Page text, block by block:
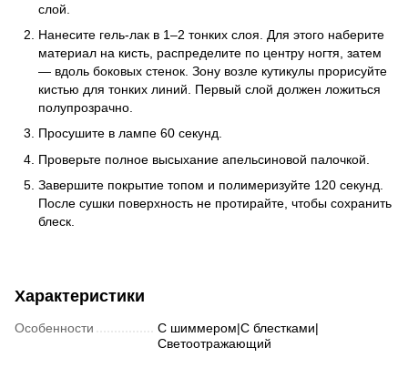
слой.
Нанесите гель-лак в 1–2 тонких слоя. Для этого наберите
материал на кисть, распределите по центру ногтя, затем
— вдоль боковых стенок. Зону возле кутикулы прорисуйте
кистью для тонких линий. Первый слой должен ложиться
полупрозрачно.
Просушите в лампе 60 секунд.
Проверьте полное высыхание апельсиновой палочкой.
Завершите покрытие топом и полимеризуйте 120 секунд.
После сушки поверхность не протирайте, чтобы сохранить
блеск.
Характеристики
Особенности
С шиммером|С блестками|
Светоотражающий